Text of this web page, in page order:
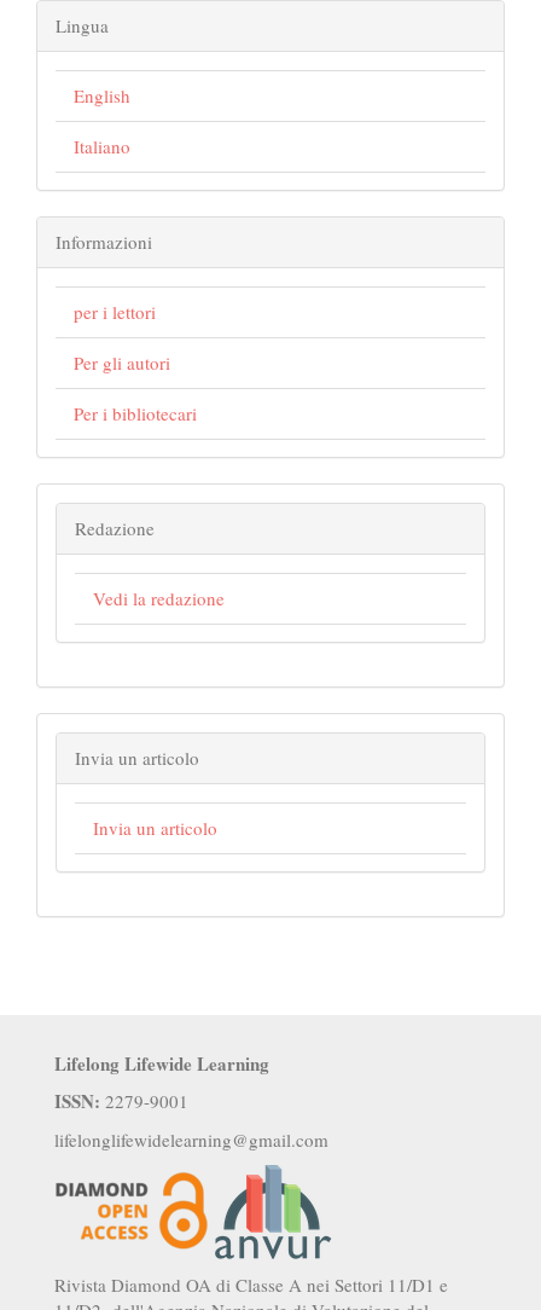
Lingua
English
Italiano
Informazioni
per i lettori
Per gli autori
Per i bibliotecari
Redazione
Vedi la redazione
Invia un articolo
Invia un articolo
Lifelong Lifewide Learning
ISSN: 2279-9001
lifelonglifewidelearning@gmail.com
Rivista Diamond OA di Classe A nei Settori 11/D1 e